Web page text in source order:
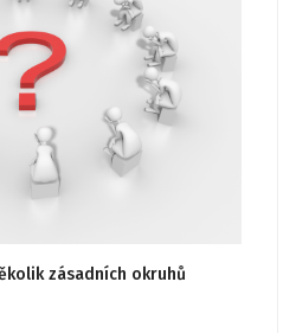
zásadních okruhů